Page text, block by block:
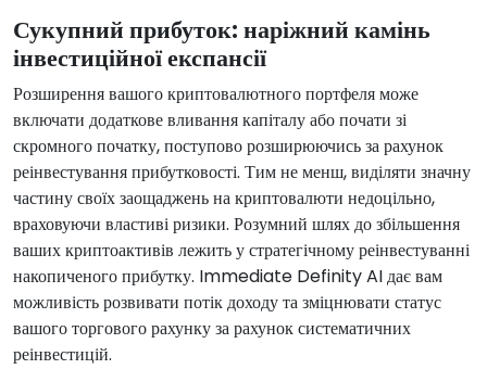
Сукупний прибуток: наріжний камінь
інвестиційної експансії
Розширення вашого криптовалютного портфеля може
включати додаткове вливання капіталу або почати зі
скромного початку, поступово розширюючись за рахунок
реінвестування прибутковості. Тим не менш, виділяти значну
частину своїх заощаджень на криптовалюти недоцільно,
враховуючи властиві ризики. Розумний шлях до збільшення
ваших криптоактивів лежить у стратегічному реінвестуванні
накопиченого прибутку. Immediate Definity AI дає вам
можливість розвивати потік доходу та зміцнювати статус
вашого торгового рахунку за рахунок систематичних
реінвестицій.